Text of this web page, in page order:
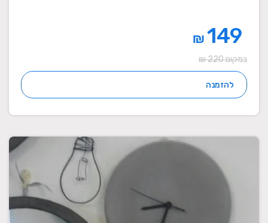
₪
במקום 220 ₪
להזמנה